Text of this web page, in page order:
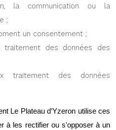
la communication ou la
;
un consentement ;
des données des
traitement des données
Le Plateau d’Yzeron utilise ces
à les rectifier ou s'opposer à un